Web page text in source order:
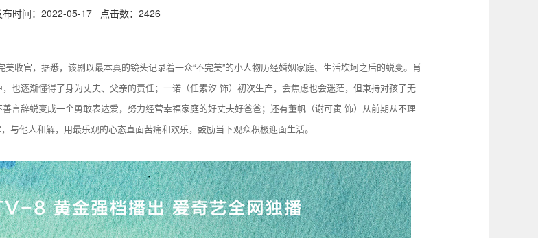
布时间：2022-05-17 点击数： 2426
收官，据悉，该剧以最本真的镜头记录着一众“不完美”的小人物历经婚姻家庭、生活坎坷之后的蜕变。肖
也逐渐懂得了身为丈夫、父亲的责任；一诺（任素汐 饰）初次生产，会焦虑也会迷茫，但秉持对孩子无
言辞蜕变成一个勇敢表达爱，努力经营幸福家庭的好丈夫好爸爸；还有董帆（谢可寅 饰）从前期从不理
他人和解，用最乐观的心态直面苦痛和欢乐，鼓励当下观众积极迎面生活。